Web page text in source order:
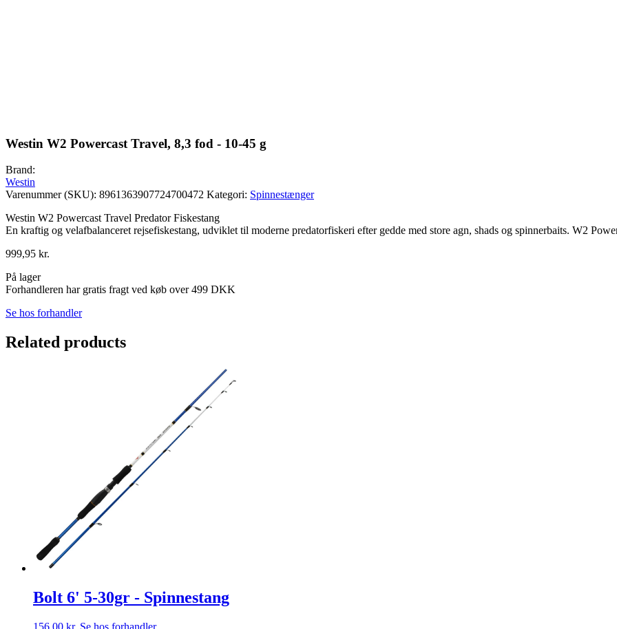
Westin W2 Powercast Travel, 8,3 fod - 10-45 g
Brand:
Westin
Varenummer (SKU): 8961363907724700472 Kategori: Spinnestænger
Westin W2 Powercast Travel Predator Fiskestang
En kraftig og velafbalanceret rejsefiskestang, udviklet til moderne predatorfiskeri efter gedde med store agn, shads og spinnerbaits. W2
999,95 kr.
På lager
Forhandleren har gratis fragt ved køb over 499 DKK
Se hos forhandler
Related products
Bolt 6' 5-30gr - Spinnestang
156,00 kr. Se hos forhandler